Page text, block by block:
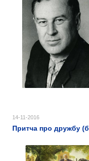
14-11-2016
Притча про дружбу